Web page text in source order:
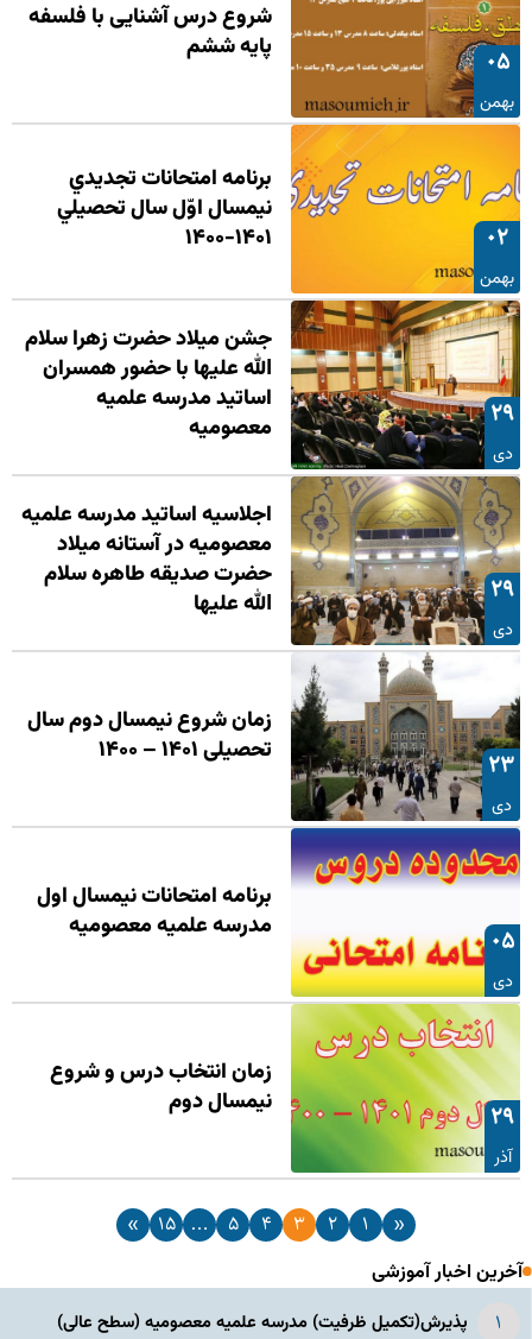
۰۵
بهمن
شروع درس آشنایی با فلسفه
پایه ششم
۰۲
بهمن
برنامه امتحانات تجديدي
نيمسال اوّل سال تحصيلي
۱۴۰۱-۱۴۰۰
۲۹
دی
جشن میلاد حضرت زهرا سلام
الله علیها با حضور همسران
اساتید مدرسه علمیه
معصومیه
۲۹
دی
اجلاسیه اساتید مدرسه علمیه
معصومیه در آستانه میلاد
حضرت صدیقه طاهره سلام
الله علیها
۲۳
دی
زمان شروع نیمسال دوم سال
تحصیلی ۱۴۰۱ – ۱۴۰۰
۰۵
دی
برنامه امتحانات نیمسال اول
مدرسه علمیه معصومیه
۲۹
آذر
زمان انتخاب درس و شروع
نیمسال دوم
« ۱ ۲ ۳ ۴ ۵ … ۱۵ »
آخرین اخبار آموزشی
پذیرش(تکمیل ظرفیت) مدرسه علمیه معصومیه‌ (سطح عالی)